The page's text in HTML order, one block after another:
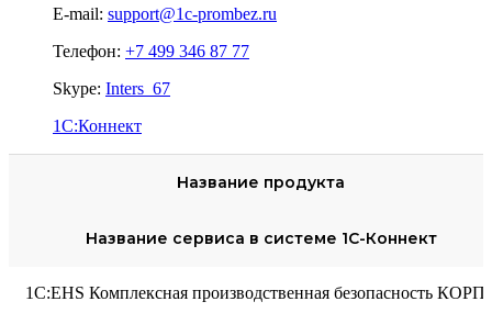
E-mail: support@1c-prombez.ru
Телефон: +7 499 346 87 77
Skype: Inters_67
1C:Коннект
Название продукта
Название сервиса в системе 1С-Коннект
1С:EHS Комплексная производственная безопасность КОРП